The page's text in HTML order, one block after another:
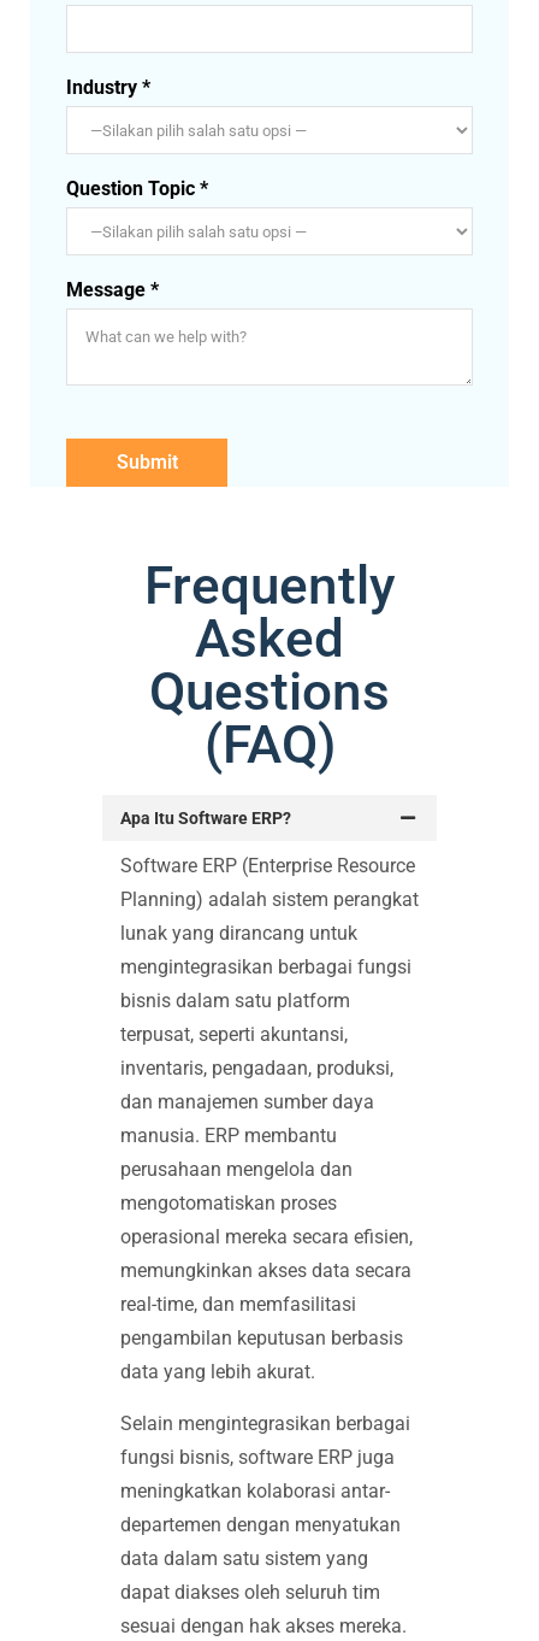
Industry *
Question Topic *
Message *
Frequently
Asked
Questions
(FAQ)
Apa Itu Software ERP?
Software ERP (Enterprise Resource
Planning) adalah sistem perangkat
lunak yang dirancang untuk
mengintegrasikan berbagai fungsi
bisnis dalam satu platform
terpusat, seperti akuntansi,
inventaris, pengadaan, produksi,
dan manajemen sumber daya
manusia. ERP membantu
perusahaan mengelola dan
mengotomatiskan proses
operasional mereka secara efisien,
memungkinkan akses data secara
real-time, dan memfasilitasi
pengambilan keputusan berbasis
data yang lebih akurat.
Selain mengintegrasikan berbagai
fungsi bisnis, software ERP juga
meningkatkan kolaborasi antar-
departemen dengan menyatukan
data dalam satu sistem yang
dapat diakses oleh seluruh tim
sesuai dengan hak akses mereka.